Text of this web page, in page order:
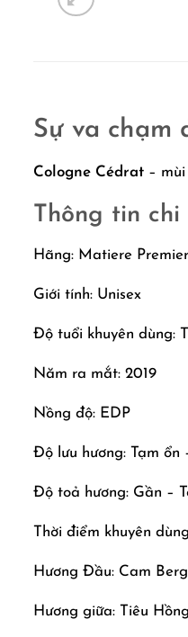
Sự va chạm
Cologne Cédrat –
Thông tin chi
Hãng: Matiere
Giới tính: Unisex
Độ tuổi khuyên dùng:
Năm ra mắt: 2019
Nồng độ: EDP
Độ lưu hương: Tạm ổn
Độ toả hương: Gần –
Thời điểm khuyên
Hương Đầu: Cam
Hương giữa: Tiêu